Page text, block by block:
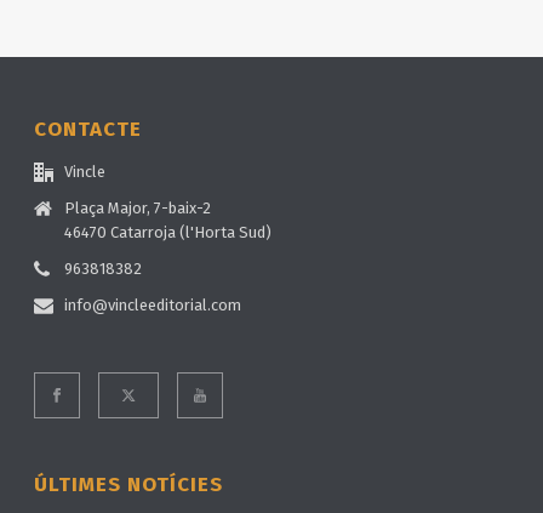
CONTACTE
Vincle
Plaça Major, 7-baix-2
46470 Catarroja (l'Horta Sud)
963818382
info@vincleeditorial.com
ÚLTIMES NOTÍCIES